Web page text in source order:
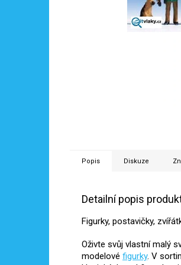
Popis Diskuze
Detailní popis
Figurky, postavičky,
Oživte svůj vlastní malý
modelové figurky. V